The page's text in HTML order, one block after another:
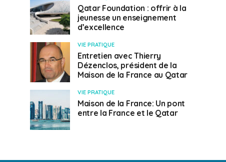
Qatar Foundation : offrir à la
jeunesse un enseignement
d’excellence
VIE PRATIQUE
Entretien avec Thierry
Dézenclos, président de la
Maison de la France au Qatar
VIE PRATIQUE
Maison de la France: Un pont
entre la France et le Qatar